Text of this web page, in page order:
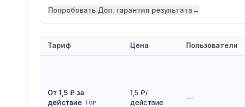
Попробовать Доп. гарантия результата→
Тариф Цена Пользователи
От 1,5 ₽ за
действие
TOP
1,5 ₽/
действие
—